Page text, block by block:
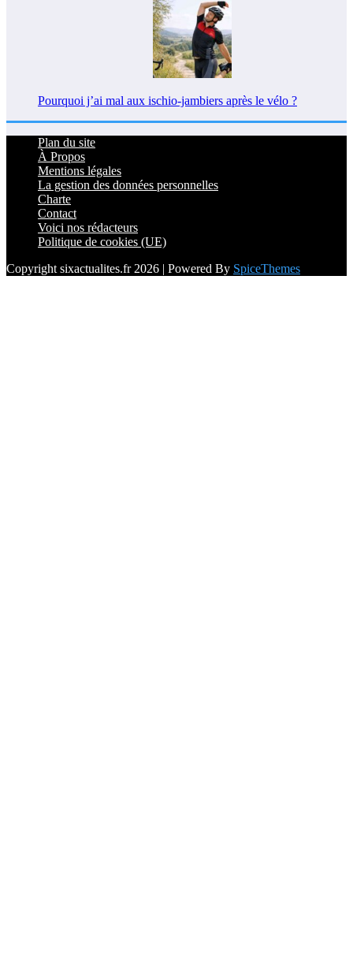
Pourquoi j’ai mal aux ischio-jambiers après le vélo ?
Plan du site
À Propos
Mentions légales
La gestion des données personnelles
Charte
Contact
Voici nos rédacteurs
Politique de cookies (UE)
Copyright sixactualites.fr 2026 | Powered By SpiceThemes